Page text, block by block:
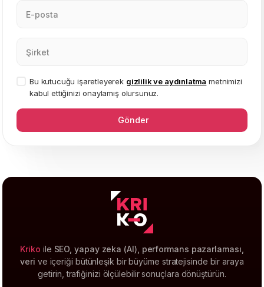
Bu kutucuğu işaretleyerek gizlilik ve aydınlatma metnimizi
kabul ettiğinizi onaylamış olursunuz.
Gönder
Kriko ile SEO, yapay zeka (AI), performans pazarlaması,
veri ve içeriği bütünleşik bir büyüme stratejisinde bir araya
getirin, trafiğinizi ölçülebilir sonuçlara dönüştürün.